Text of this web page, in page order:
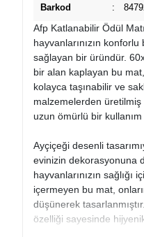
Barkod :
Afp Katlanabilir Ödül
hayvanlarınızın
sağlayan bir üründür.
bir alan kaplayan bu
kolayca taşınabilir ve
malzemelerden üretilmiş
uzun ömürlü bir kullanım
Ayçiçeği desenli
evinizin dekorasyonuna
hayvanlarınızın sağlığı
içermeyen bu mat,
düşünerek
özelliği sayesinde